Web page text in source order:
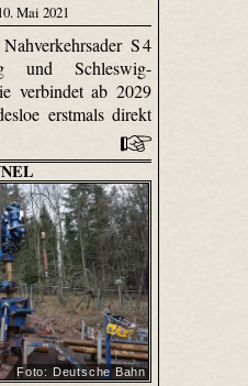
Mai 2021
S 4
und Schleswig-
verbindet ab 2029
erstmals direkt
Foto: Deutsche Bahn